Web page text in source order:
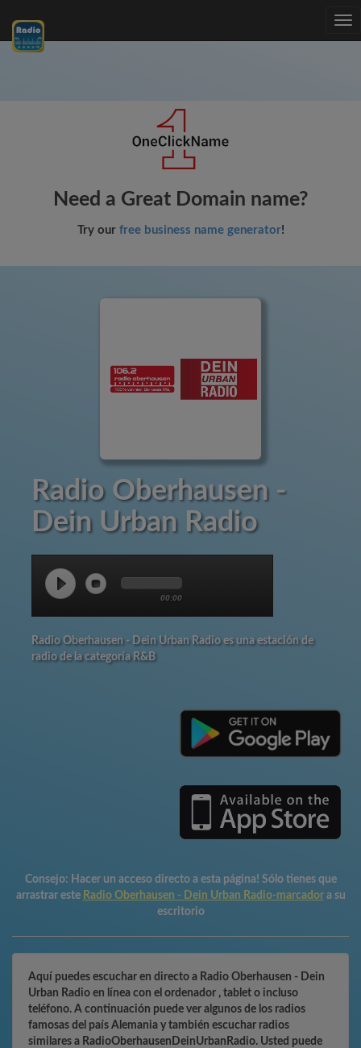
Need a Great Domain name?
Try our free business name generator!
Radio Oberhausen -
Dein Urban Radio
00:00
Radio Oberhausen - Dein Urban Radio es una estación de
radio de la categoría R&B
Consejo: Hacer un acceso directo a esta página! Sólo tienes que
arrastrar este Radio Oberhausen - Dein Urban Radio-marcador a su
escritorio
Aquí puedes escuchar en directo a Radio Oberhausen - Dein
Urban Radio en línea con el ordenador , tablet o incluso
teléfono. A continuación puede ver algunos de los radios
famosas del país Alemania y también escuchar radios
similares a RadioOberhausenDeinUrbanRadio. Usted puede